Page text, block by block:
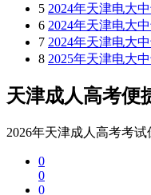
5 2024年天津电大
6 2024年天津电大
7 2024年天津电大
8 2025年天津电大
天津成人高考便
2026年天津成人高考考试
0
0
0